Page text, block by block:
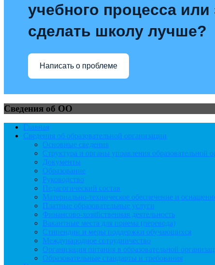
учебного процесса или
сделать школу лучше?
Написать о проблеме
Сведения об ОО
Главная
Сведения об образовательной организации
Основные сведения
Структура и органы управления образовательной
Документы
Образование
Руководство
Педагогический состав
Материально-техническое обеспечение и
Платные образовательные услуги
Финансово-хозяйственная деятельность
Вакантные места для приема (перевода)
Стипендии и меры поддержки обучающихся
Международное сотрудничество
Организация питания в образовательной
Образовательные стандарты и требования